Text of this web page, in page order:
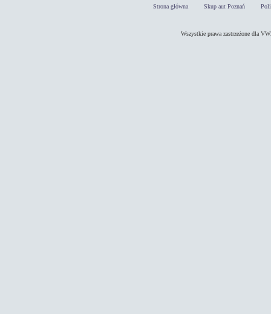
Strona główna Skup aut Poznań
Wszystkie prawa zastrzeżone dla